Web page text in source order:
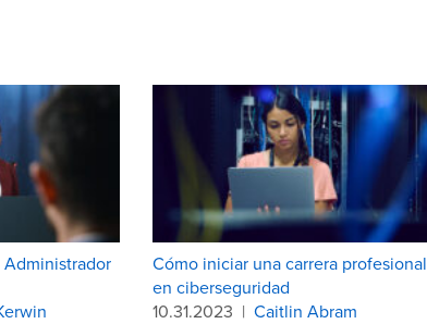
Administrador
Cómo iniciar una carrera profesional
en ciberseguridad
10.31.2023 | Caitlin Abram